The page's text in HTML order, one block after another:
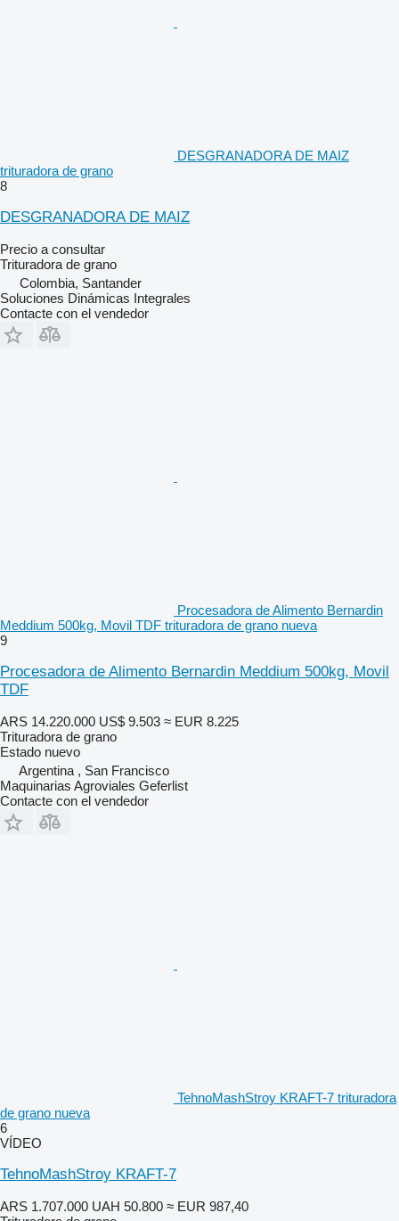
DESGRANADORA DE MAIZ
trituradora de grano
8
DESGRANADORA DE MAIZ
Precio a consultar
Trituradora de grano
Colombia, Santander
Soluciones Dinámicas Integrales
Contacte con el vendedor
Procesadora de Alimento Bernardin
Meddium 500kg, Movil TDF trituradora de grano nueva
9
Procesadora de Alimento Bernardin Meddium 500kg, Movil
TDF
ARS 14.220.000 US$ 9.503 ≈ EUR 8.225
Trituradora de grano
Estado nuevo
Argentina , San Francisco
Maquinarias Agroviales Geferlist
Contacte con el vendedor
TehnoMashStroy KRAFT-7 trituradora
de grano nueva
6
VÍDEO
TehnoMashStroy KRAFT-7
ARS 1.707.000 UAH 50.800 ≈ EUR 987,40